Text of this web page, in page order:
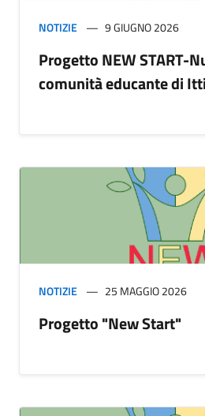
NOTIZIE 9 GIUGNO 2026
Progetto NEW START-
comunità educante di
NOTIZIE 25 MAGGIO 2026
Progetto "New Start"